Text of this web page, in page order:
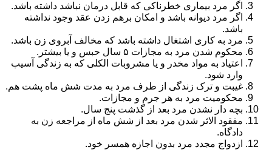
اگر مرد بیماری خطرناکی که قابل درمان نباشد داشته باشد.
اگر مرد دیوانه باشد و امکان برهم زدن عقد وجود نداشته
باشد.
مرد به کاری اشتغال داشته باشد که مخالف آبروی زن باشد.
محکوم شدن مرد به مجازات ۵ سال حبس و یا بیشتر.
اعتیاد به مواد مخدر و یا مشروبات الکلی که به زندگی آسیب
وارد شود.
غیبت و ترک زندگی از طرف مرد به مدت شش ماه پشت هم.
محکومیت مرد به هر جرم و مجازات.
بچه دار نشدن مرد بعد از گذشت پنج سال.
مفقود الاثر شدن مرد بعد از شش ماه از مراجعه زن به
دادگاه.
ازدواج مجدد مرد بدون اجازه همسر خود.